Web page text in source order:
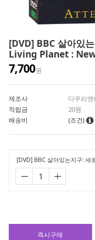
[DVD] BBC 살아있
Living Planet :
7,700원
제조사
다우리
적립금
20원
배송비
(조건)
[DVD] BBC 살아있는지구:
즉시구매